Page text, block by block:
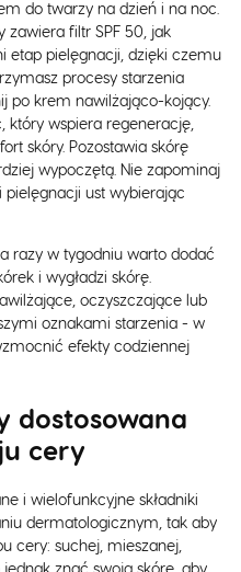
do twarzy na dzień i na noc.
zawiera filtr SPF 50, jak
etap pielęgnacji, dzięki czemu
procesy starzenia
po krem nawilżająco-kojący.
który wspiera regenerację,
skóry. Pozostawia skórę
wypoczętą. Nie zapominaj
ust wybierając
razy w tygodniu warto dodać
i wygładzi skórę.
oczyszczające lub
oznakami starzenia - w
efekty codziennej
dostosowana
cery
i wielofunkcyjne składniki
dermatologicznym, tak aby
cery: suchej, mieszanej,
jednak znać swoją skórę, aby